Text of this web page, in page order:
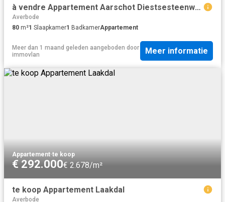
à vendre Appartement Aarschot Diestsesteenweg
Averbode
80 m²1 Slaapkamer1 BadkamerAppartement
Meer dan 1 maand geleden aangeboden door
immovlan
Meer informatie
Appartement·te koop
€ 292.000€ 2.678/m²
te koop Appartement Laakdal
Averbode